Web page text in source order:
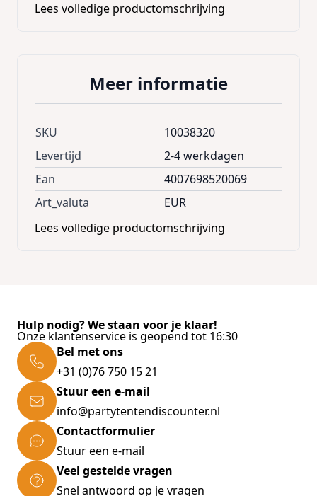
Lees volledige productomschrijving
Meer informatie
SKU
10038320
Levertijd
2-4 werkdagen
Ean
4007698520069
Art_valuta
EUR
Lees volledige productomschrijving
Hulp nodig? We staan voor je klaar!
Onze klantenservice is geopend tot 16:30
Bel met ons
+31 (0)76 750 15 21
Stuur een e-mail
info@partytentendiscounter.nl
Contactformulier
Stuur een e-mail
Veel gestelde vragen
Snel antwoord op je vragen